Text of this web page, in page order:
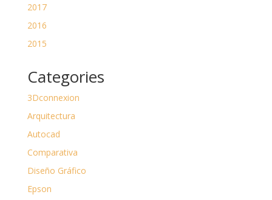
2017
2016
2015
Categories
3Dconnexion
Arquitectura
Autocad
Comparativa
Diseño Gráfico
Epson